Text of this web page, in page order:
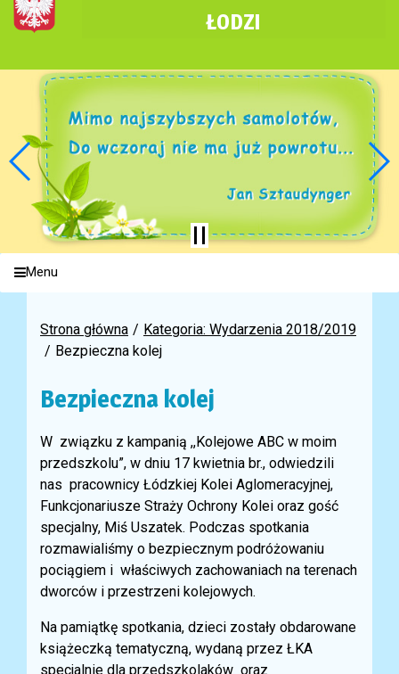
ŁODZI
Menu
Strona główna
Kategoria: Wydarzenia 2018/2019
Bezpieczna kolej
Bezpieczna kolej
W związku z kampanią ,,Kolejowe ABC w moim
przedszkolu”, w dniu 17 kwietnia br., odwiedzili
nas pracownicy Łódzkiej Kolei Aglomeracyjnej,
Funkcjonariusze Straży Ochrony Kolei oraz gość
specjalny, Miś Uszatek. Podczas spotkania
rozmawialiśmy o bezpiecznym podróżowaniu
pociągiem i właściwych zachowaniach na terenach
dworców i przestrzeni kolejowych.
Na pamiątkę spotkania, dzieci zostały obdarowane
książeczką tematyczną, wydaną przez ŁKA
specjalnie dla przedszkolaków oraz